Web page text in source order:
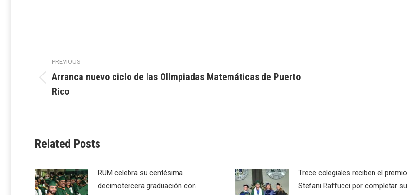
Post
navigation
PREVIOUS
post:
Arranca nuevo ciclo de las Olimpiadas Matemáticas de Puerto
Rico
Related Posts
RUM celebra su centésima
decimotercera graduación con
Trece colegiales reciben el premio
Stefani Raffucci por completar su